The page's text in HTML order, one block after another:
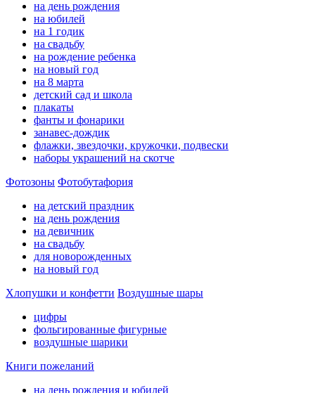
на день рождения
на юбилей
на 1 годик
на свадьбу
на рождение ребенка
на новый год
на 8 марта
детский сад и школа
плакаты
фанты и фонарики
занавес-дождик
флажки, звездочки, кружочки, подвески
наборы украшений на скотче
Фотозоны Фотобутафория
на детский праздник
на день рождения
на девичник
на свадьбу
для новорожденных
на новый год
Хлопушки и конфетти Воздушные шары
цифры
фольгированные фигурные
воздушные шарики
Книги пожеланий
на день рождения и юбилей